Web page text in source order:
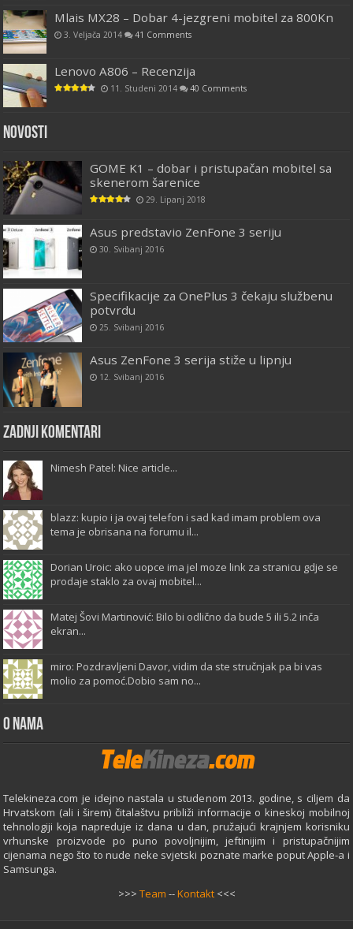
Mlais MX28 – Dobar 4-jezgreni mobitel za 800Kn
3. Veljača 2014 41 Comments
Lenovo A806 – Recenzija
11. Studeni 2014 40 Comments
Novosti
GOME K1 – dobar i pristupačan mobitel sa
skenerom šarenice
29. Lipanj 2018
Asus predstavio ZenFone 3 seriju
30. Svibanj 2016
Specifikacije za OnePlus 3 čekaju službenu
potvrdu
25. Svibanj 2016
Asus ZenFone 3 serija stiže u lipnju
12. Svibanj 2016
Zadnji komentari
Nimesh Patel: Nice article...
blazz: kupio i ja ovaj telefon i sad kad imam problem ova
tema je obrisana na forumu il...
Dorian Uroic: ako uopce ima jel moze link za stranicu gdje se
prodaje staklo za ovaj mobitel...
Matej Šovi Martinović: Bilo bi odlično da bude 5 ili 5.2 inča
ekran...
miro: Pozdravljeni Davor, vidim da ste stručnjak pa bi vas
molio za pomoć.Dobio sam no...
O Nama
Telekineza.com je idejno nastala u studenom 2013. godine, s ciljem da
Hrvatskom (ali i širem) čitalaštvu približi informacije o kineskoj mobilnoj
tehnologiji koja napreduje iz dana u dan, pružajući krajnjem korisniku
vrhunske proizvode po puno povoljnijim, jeftinijim i pristupačnijim
cijenama nego što to nude neke svjetski poznate marke poput Apple-a i
Samsunga.
>>> Team --Kontakt<<<